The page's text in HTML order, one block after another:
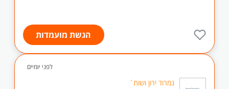
הגשת מועמדות
לפני יומיים
נמרוד ירון ושות`